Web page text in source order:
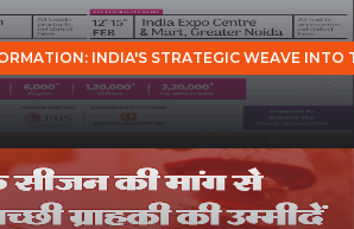
INDIA'S STRATEGIC WEAVE INTO